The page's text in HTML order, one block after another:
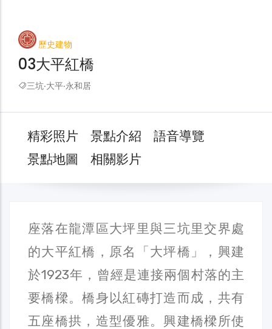
歷史建物
03大平紅橋
三坑‧大平‧永和居
精彩照片 景點介紹
語音導覽
景點地圖
相關影片
座落在龍潭區大坪里與三坑里交界處
的大平紅橋，原名「大坪橋」，興建
於1923年，曾經是連接兩個村落的主
要橋樑。橋身以紅磚打造而成，共有
五座橋拱，造型優雅。興建橋樑所使